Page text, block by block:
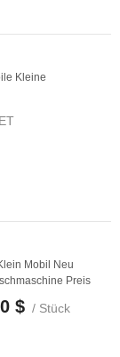
Kleine
Mobil Neu
Preis
$ / Stück